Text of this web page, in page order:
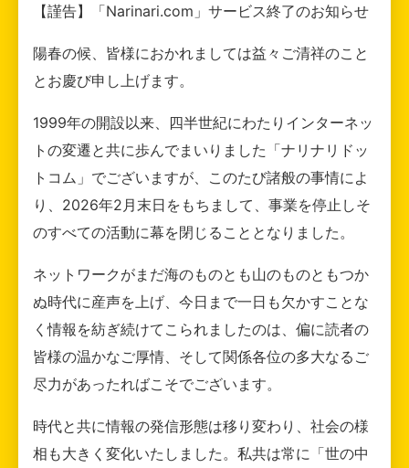
【謹告】「Narinari.com」サービス終了のお知らせ
陽春の候、皆様におかれましては益々ご清祥のこと
とお慶び申し上げます。
1999年の開設以来、四半世紀にわたりインターネッ
トの変遷と共に歩んでまいりました「ナリナリドッ
トコム」でございますが、このたび諸般の事情によ
り、2026年2月末日をもちまして、事業を停止しそ
のすべての活動に幕を閉じることとなりました。
ネットワークがまだ海のものとも山のものともつか
ぬ時代に産声を上げ、今日まで一日も欠かすことな
く情報を紡ぎ続けてこられましたのは、偏に読者の
皆様の温かなご厚情、そして関係各位の多大なるご
尽力があったればこそでございます。
時代と共に情報の発信形態は移り変わり、社会の様
相も大きく変化いたしました。私共は常に「世の中